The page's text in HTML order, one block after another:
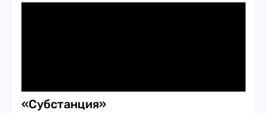
«Субстанция»